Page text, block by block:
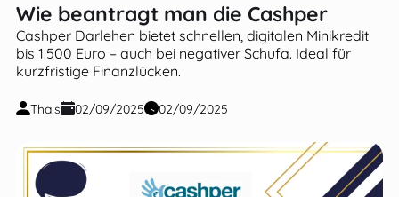
Kreditkarte
Darlehen
Persönliche finanzen
Investitionen
Wie beantragt man die Cashper
Cashper Darlehen bietet schnellen, digitalen Minikredit
bis 1.500 Euro – auch bei negativer Schufa. Ideal für
kurzfristige Finanzlücken.
Thais 02/09/2025 02/09/2025